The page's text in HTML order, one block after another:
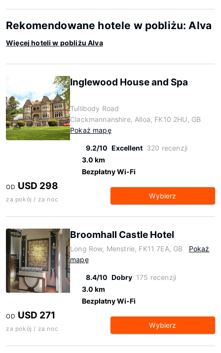
Rekomendowane hotele w pobliżu: Alva
Więcej hoteli w pobliżu Alva
Inglewood House and Spa
Tullibody Road
Clackmannanshire, Alloa, FK10 2HU, GB
Pokaż mapę
9.2/10 Excellent 320 recenzji
3.0 km
Bezpłatny Wi-Fi
OD USD 298
za pokój / za noc Wybierz
Broomhall Castle Hotel
Long Row, Menstrie, FK11 7EA, GB
Pokaż
mapę
8.4/10 Dobry 175 recenzji
3.0 km
Bezpłatny Wi-Fi
OD USD 271
za pokój / za noc Wybierz